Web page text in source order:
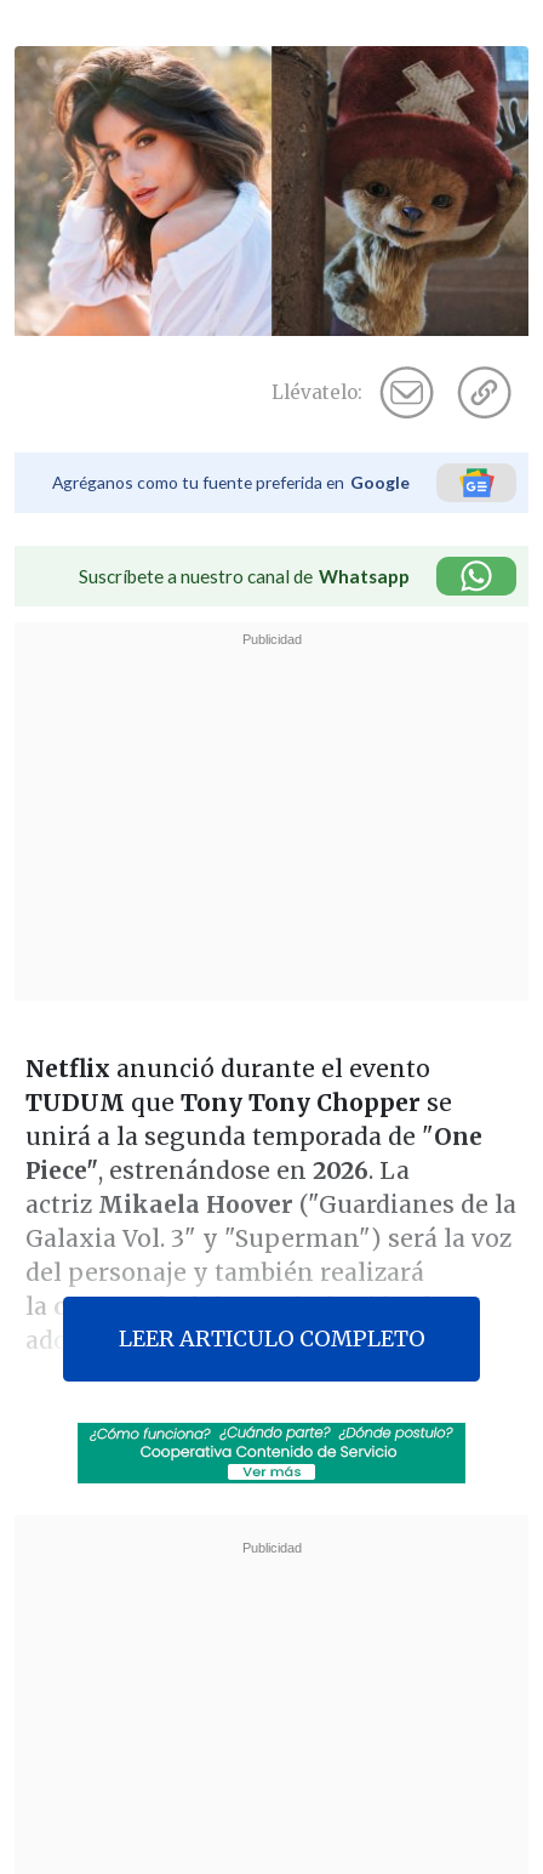
Llévatelo:
Agréganos como tu fuente preferida en Google
Suscríbete a nuestro canal de Whatsapp
Netflix anunció durante el evento
TUDUM que Tony Tony Chopper se
unirá a la segunda temporada de "One
Piece", estrenándose en 2026. La
actrizMikaela Hoover ("Guardianes de la
Galaxia Vol. 3" y "Superman") será la voz
del personaje y también realizará
la captura facialpara darle vida al
adorable reno-humano.
-Iñaki Godoy("Luffy"),Mackenyu
Emily Rudd("Nami"),
("Sanji")- presentó un avance
LEER ARTICULO COMPLETO